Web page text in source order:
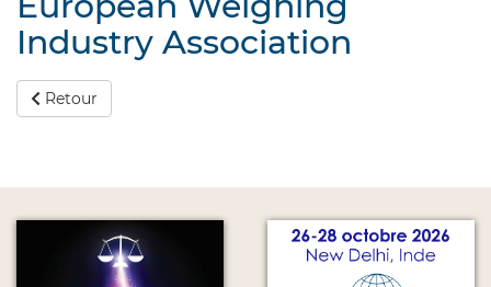
Industry Association
Retour